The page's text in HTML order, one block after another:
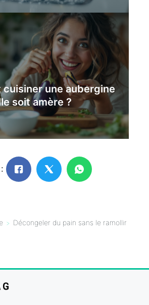
cuisiner une aubergine
soit amère ?
Décongeler du pain sans le ramollir